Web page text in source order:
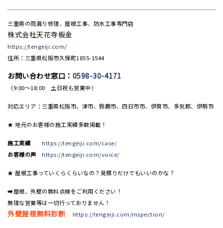
三重県の雨漏り修理、屋根工事、防水工事専門店
株式会社天花寺板金
https://tengeiji.com/
住所：三重県松阪市久保町1855-1544
お問い合わせ窓口： 0598-30-4171
（9:00〜18:00 土日祝も営業中）
対応エリア：三重県松阪市、津市、鈴鹿市、四日市市、伊賀市、多気郡、伊勢市
★ 地元のお客様の施工実績多数掲載！
施工実績
https://tengeiji.com/case/
お客様の声
https://tengeiji.com/voice/
★ 屋根工事っていくらくらいなの？見積りだけでもいいのかな？
➡屋根、外壁の無料点検をご利用ください！
無理な営業等は一切行っておりません！
外壁屋根無料診断 https://tengeiji.com/inspection/